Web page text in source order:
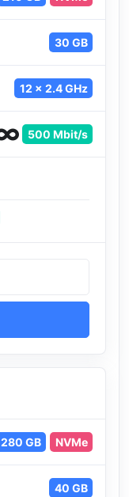
30 GB
12 x 2.4 GHz
500 Mbit/s
280 GB NVMe
40 GB